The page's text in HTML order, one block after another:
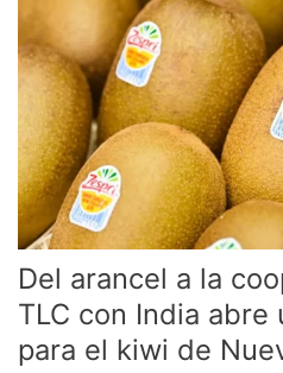
Del arancel a la
TLC con India abre
para el kiwi de
cooperación:
cómo
TLC
con
India
abre
una
nueva
etapa
para
el